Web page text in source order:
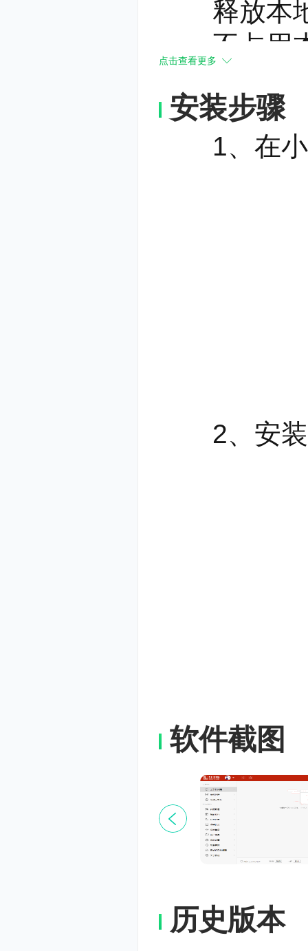
释放本
不占用本
务，
让存储空
不用担心
帮助用户
红手指通
同时云手机
备即可实
开”功能。
3、云端
红手指进入
点击查看更多
安装步骤
1、在小
2、安装
软件截图
历史版本